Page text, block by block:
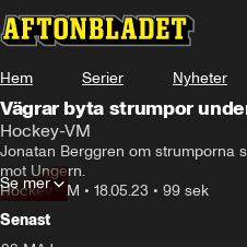
Hem Serier Nyheter
Vägrar byta strumpor
Hockey-VM
Jonatan Berggren om strumporna
mot Ungern.
Hockey-VM • 18.05.23 • 99 sek
Se mer
Senast